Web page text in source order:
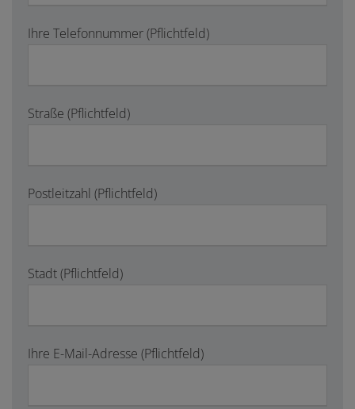
Ihre Telefonnummer (Pflichtfeld)
Straße (Pflichtfeld)
Postleitzahl (Pflichtfeld)
Stadt (Pflichtfeld)
Ihre E-Mail-Adresse (Pflichtfeld)